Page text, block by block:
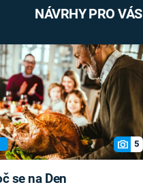
NÁVRHY PRO VÁS
5
se na Den